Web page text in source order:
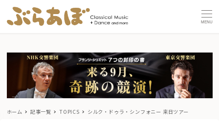
MENU
ホーム 記事一覧 TOPICS シルク・ドゥラ・シンフォニー 来日ツアー